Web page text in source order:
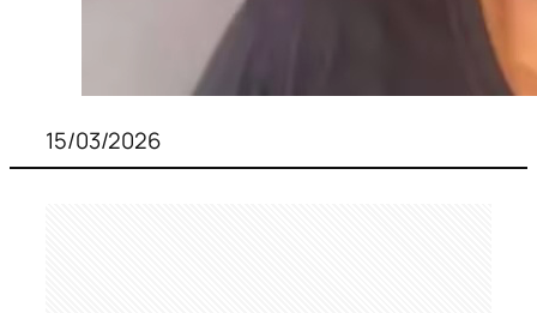
15/03/2026